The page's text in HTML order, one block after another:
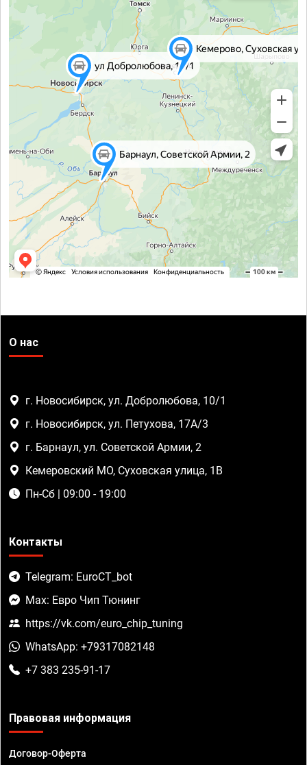
О нас
г. Новосибирск, ул. Добролюбова, 10/1
г. Новосибирск, ул. Петухова, 17А/3
г. Барнаул, ул. Советской Армии, 2
Кемеровский МО, Суховская улица, 1В
Пн-Сб | 09:00 - 19:00
Контакты
Telegram: EuroCT_bot
Max: Евро Чип Тюнинг
https://vk.com/euro_chip_tuning
WhatsApp: +79317082148
+7 383 235-91-17
Правовая информация
Договор-Оферта